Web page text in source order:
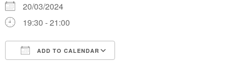
20/03/2024
19:30 - 21:00
ADD TO CALENDAR